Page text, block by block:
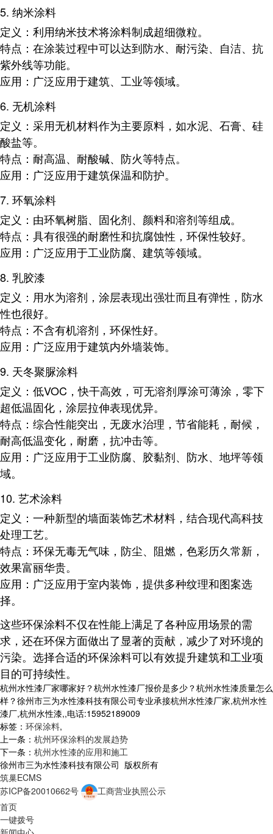
5. 纳米涂料
定义 ：利用纳米技术将涂料制成超细微粒。
特点 ：在涂装过程中可以达到防水、耐污染、自洁、抗
紫外线等功能。
应用 ：广泛应用于建筑、工业等领域。
6. 无机涂料
定义 ：采用无机材料作为主要原料，如水泥、石膏、硅
酸盐等。
特点 ：耐高温、耐酸碱、防火等特点。
应用 ：广泛应用于建筑保温和防护。
7. 环氧涂料
定义 ：由环氧树脂、固化剂、颜料和溶剂等组成。
特点 ：具有很强的耐磨性和抗腐蚀性，环保性较好。
应用 ：广泛应用于工业防腐、建筑等领域。
8. 乳胶漆
定义 ：用水为溶剂，涂层表现出强壮而且有弹性，防水
性也很好。
特点 ：不含有机溶剂，环保性好。
应用 ：广泛应用于建筑内外墙装饰。
9. 天冬聚脲涂料
定义 ：低VOC，快干高效，可无溶剂厚涂可薄涂，零下
超低温固化，涂层拉伸表现优异。
特点 ：综合性能突出，无废水治理，节省能耗，耐候，
耐高低温变化，耐磨，抗冲击等。
应用 ：广泛应用于工业防腐、胶黏剂、防水、地坪等领
域。
10. 艺术涂料
定义 ：一种新型的墙面装饰艺术材料，结合现代高科技
处理工艺。
特点 ：环保无毒无气味，防尘、阻燃，色彩历久常新，
效果富丽华贵。
应用 ：广泛应用于室内装饰，提供多种纹理和图案选
择。
这些环保涂料不仅在性能上满足了各种应用场景的需
求，还在环保方面做出了显著的贡献，减少了对环境的
污染。选择合适的环保涂料可以有效提升建筑和工业项
目的可持续性。
杭州水性漆厂家哪家好？杭州水性漆厂报价是多少？杭州水性漆质量怎么
样？徐州市三为水性漆科技有限公司专业承接杭州水性漆厂家,杭州水性
漆厂,杭州水性漆,,电话:15952189009
标签： 环保涂料,
上一条： 杭州环保涂料的发展趋势
下一条： 杭州水性漆的应用和施工
徐州市三为水性漆科技有限公司 版权所有
筑巢ECMS
苏ICP备20010662号
工商营业执照公示
首页
一键拨号